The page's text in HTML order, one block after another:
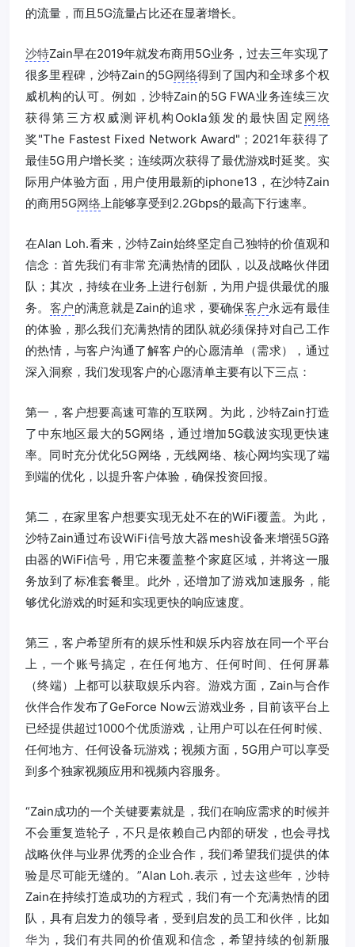
的流量，而且5G流量占比还在显著增长。
沙特Zain早在2019年就发布商用5G业务，过去三年实现了
很多里程碑，沙特Zain的5G网络得到了国内和全球多个权
威机构的认可。例如，沙特Zain的5G FWA业务连续三次
获得第三方权威测评机构Ookla颁发的最快固定 网络
奖"The Fastest Fixed Network Award"；2021年获得了
最佳5G用户增长奖；连续两次获得了最优游戏时延奖。实
际用户体验方面，用户使用最新的iphone13，在沙特Zain
的商用5G网络上能够享受到2.2Gbps的最高下行速率。
在Alan Loh.看来，沙特Zain始终坚定自己独特的价值观和
信念：首先我们有非常充满热情的团队，以及战略伙伴团
队；其次，持续在业务上进行创新，为用户提供最优的服
务。 客户的满意就是Zain的追求，要确保客户永远有最佳
的体验，那么我们充满热情的团队就必须保持对自己工作
的热情，与客户沟通了解客户的心愿清单（需求），通过
深入洞察，我们发现客户的心愿清单主要有以下三点：
第一，客户想要高速可靠的互联网。为此，沙特Zain打造
了中东地区最大的5G网络，通过增加5G载波实现更快速
率。同时充分优化5G网络，无线网络、核心网均实现了端
到端的优化，以提升客户体验，确保投资回报。
第二，在家里客户想要实现无处不在的WiFi覆盖。为此，
沙特Zain通过布设WiFi信号放大器mesh设备来增强5G路
由器的WiFi信号，用它来覆盖整个家庭区域，并将这一服
务放到了标准套餐里。此外，还增加了游戏加速服务，能
够优化游戏的时延和实现更快的响应速度。
第三，客户希望所有的娱乐性和娱乐内容放在同一个平台
上，一个账号搞定，在任何地方、任何时间、任何屏幕
（终端）上都可以获取娱乐内容。游戏方面，Zain与合作
伙伴合作发布了GeForce Now云游戏业务，目前该平台上
已经提供超过1000个优质游戏，让用户可以在任何时候、
任何地方、任何设备玩游戏；视频方面，5G用户可以享受
到多个独家视频应用和视频内容服务。
“Zain成功的一个关键要素就是，我们在响应需求的时候并
不会重复造轮子，不只是依赖自己内部的研发，也会寻找
战略伙伴与业界优秀的企业合作，我们希望我们提供的体
验是尽可能无缝的。”Alan Loh.表示，过去这些年，沙特
Zain在持续打造成功的方程式，我们有一个充满热情的团
队，具有启发力的领导者，受到启发的员工和伙伴，比如
华为 ，我们有共同的价值观和信念，希望持续的创新服